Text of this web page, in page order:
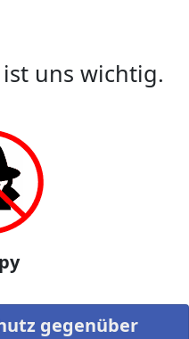
uns wichtig.
gegenüber